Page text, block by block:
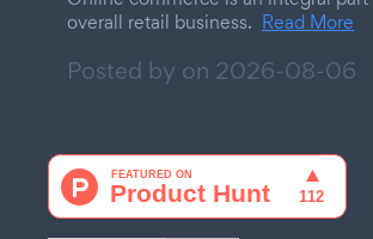
overall retail business. Read More
Posted by on 2026-08-06